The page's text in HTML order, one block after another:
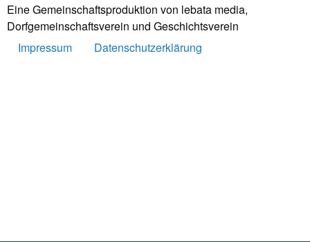
Eine Gemeinschaftsproduktion von lebata media,
Dorfgemeinschaftsverein und Geschichtsverein
Impressum
Datenschutzerklärung